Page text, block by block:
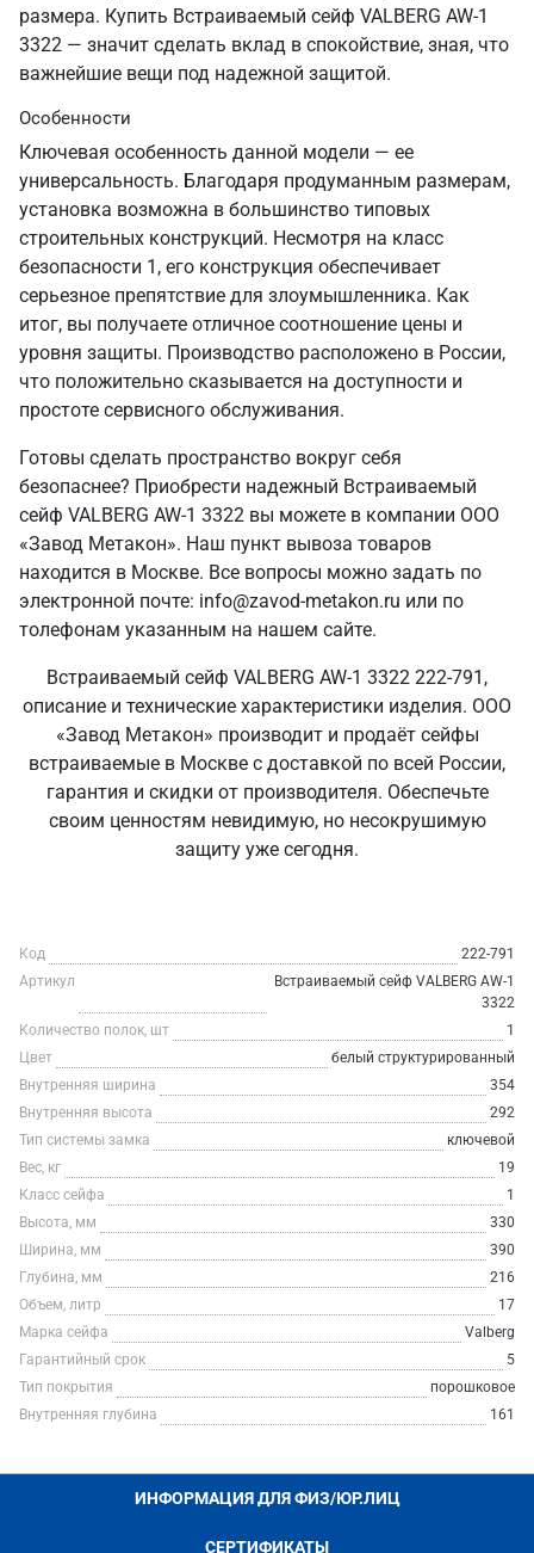
размера. Купить Встраиваемый сейф VALBERG AW-1
3322 — значит сделать вклад в спокойствие, зная, что
важнейшие вещи под надежной защитой.
Особенности
Ключевая особенность данной модели — ее
универсальность. Благодаря продуманным размерам,
установка возможна в большинство типовых
строительных конструкций. Несмотря на класс
безопасности 1, его конструкция обеспечивает
серьезное препятствие для злоумышленника. Как
итог, вы получаете отличное соотношение цены и
уровня защиты. Производство расположено в России,
что положительно сказывается на доступности и
простоте сервисного обслуживания.
Готовы сделать пространство вокруг себя
безопаснее? Приобрести надежный Встраиваемый
сейф VALBERG AW-1 3322 вы можете в компании ООО
«Завод Метакон». Наш пункт вывоза товаров
находится в Москве. Все вопросы можно задать по
электронной почте: info@zavod-metakon.ru или по
толефонам указанным на нашем сайте.
Встраиваемый сейф VALBERG AW-1 3322 222-791,
описание и технические характеристики изделия. ООО
«Завод Метакон» производит и продаёт сейфы
встраиваемые в Москве с доставкой по всей России,
гарантия и скидки от производителя. Обеспечьте
своим ценностям невидимую, но несокрушимую
защиту уже сегодня.
Код
222-791
Артикул
Встраиваемый сейф VALBERG AW-1
3322
Количество полок, шт
1
Цвет
белый структурированный
Внутренняя ширина
354
Внутренняя высота
292
Тип системы замка
ключевой
Вес, кг
19
Класс сейфа
1
Высота, мм
330
Ширина, мм
390
Глубина, мм
216
Объем, литр
17
Марка сейфа
Valberg
Гарантийный срок
5
Тип покрытия
порошковое
Внутренняя глубина
161
ИНФОРМАЦИЯ ДЛЯ ФИЗ/ЮР.ЛИЦ
СЕРТИФИКАТЫ